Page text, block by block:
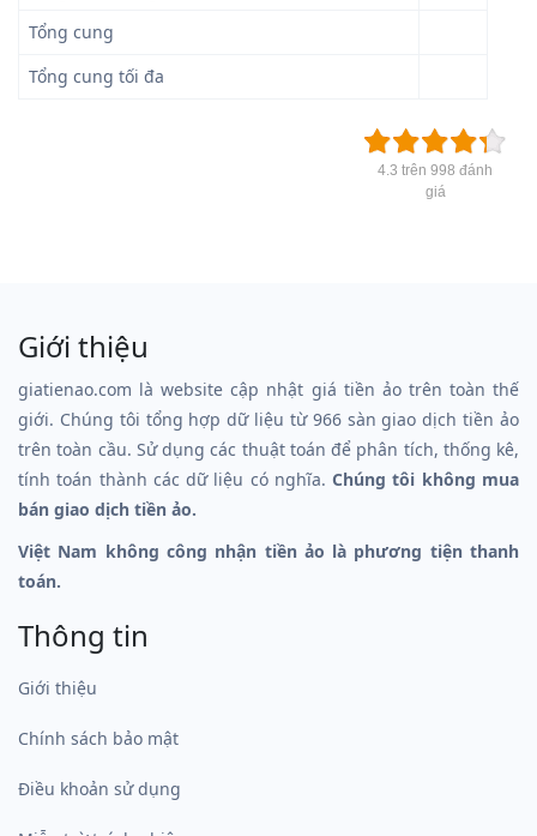
Tổng cung
Tổng cung tối đa
4.3 trên 998 đánh
giá
Giới thiệu
giatienao.com là website cập nhật giá tiền ảo trên toàn thế
giới. Chúng tôi tổng hợp dữ liệu từ 966 sàn giao dịch tiền ảo
trên toàn cầu. Sử dụng các thuật toán để phân tích, thống kê,
tính toán thành các dữ liệu có nghĩa.Chúng tôi không mua
bán giao dịch tiền ảo.
Việt Nam không công nhận tiền ảo là phương tiện thanh
toán.
Thông tin
Giới thiệu
Chính sách bảo mật
Điều khoản sử dụng